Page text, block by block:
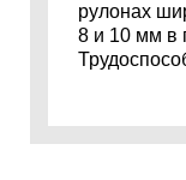
рулонах
8 и 10 мм в